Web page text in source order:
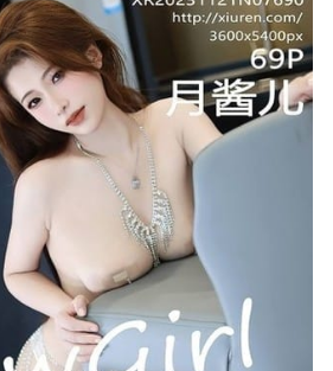
同学 – 瑜伽裤夹珍珠 [32P1V-1.13GB]
Vol.309 王雨纯[41+1P102M] 2022-11-07
NO.9977 林昔予yorki [105P
[113P8V 1.69GB]
2026-03-31
NO.6745 浅浅Danny[85+1P／